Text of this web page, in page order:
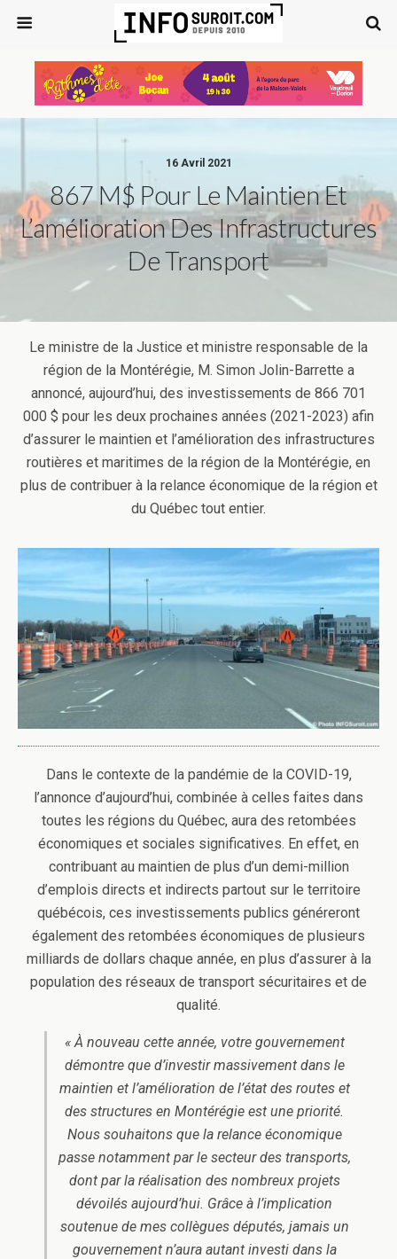
16 Avril 2021
867 M$ Pour Le Maintien Et
L’amélioration Des Infrastructures
De Transport
Le ministre de la Justice et ministre responsable de la
région de la Montérégie, M. Simon Jolin-Barrette a
annoncé, aujourd’hui, des investissements de 866 701
000 $ pour les deux prochaines années (2021-2023) afin
d’assurer le maintien et l’amélioration des infrastructures
routières et maritimes de la région de la Montérégie, en
plus de contribuer à la relance économique de la région et
du Québec tout entier.
Dans le contexte de la pandémie de la COVID-19,
l’annonce d’aujourd’hui, combinée à celles faites dans
toutes les régions du Québec, aura des retombées
économiques et sociales significatives. En effet, en
contribuant au maintien de plus d’un demi-million
d’emplois directs et indirects partout sur le territoire
québécois, ces investissements publics généreront
également des retombées économiques de plusieurs
milliards de dollars chaque année, en plus d’assurer à la
population des réseaux de transport sécuritaires et de
qualité.
« À nouveau cette année, votre gouvernement
démontre que d’investir massivement dans le
maintien et l’amélioration de l’état des routes et
des structures en Montérégie est une priorité.
Nous souhaitons que la relance économique
passe notamment par le secteur des transports,
dont par la réalisation des nombreux projets
dévoilés aujourd’hui. Grâce à l’implication
soutenue de mes collègues députés, jamais un
gouvernement n’aura autant investi dans la